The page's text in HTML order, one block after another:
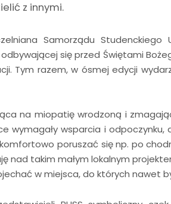
z innymi.
Samorządu
odbywającej się przed Świętami
Tym razem, w ósmej edycji
na miopatię wrodzoną i
wymagały wsparcia i
poruszać się np. po
nad takim małym lokalnym
w miejsca, do których nawet